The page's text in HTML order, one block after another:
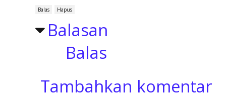
Balas Hapus
Balasan
Balas
Tambahkan komentar